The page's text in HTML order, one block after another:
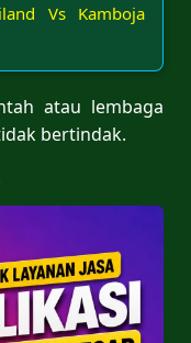
Vs Kamboja
atau lembaga
bertindak.